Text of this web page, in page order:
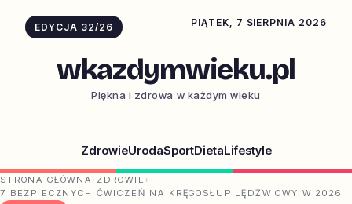
EDYCJA 32/26 PIĄTEK, 7 SIERPNIA 2026
wkazdymwieku.pl
Piękna i zdrowa w każdym wieku
ZdrowieUrodaSportDietaLifestyle
STRONA GŁÓWNA › ZDROWIE ›
7 BEZPIECZNYCH ĆWICZEŃ NA KRĘGOSŁUP LĘDŹWIOWY W 2026